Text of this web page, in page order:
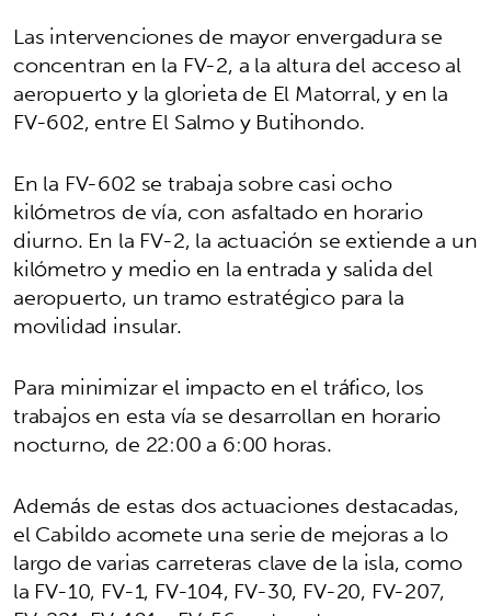
Las intervenciones de mayor envergadura se
concentran en la FV-2, a la altura del acceso al
aeropuerto y la glorieta de El Matorral, y en la
FV-602, entre El Salmo y Butihondo.
En la FV-602 se trabaja sobre casi ocho
kilómetros de vía, con asfaltado en horario
diurno. En la FV-2, la actuación se extiende a un
kilómetro y medio en la entrada y salida del
aeropuerto, un tramo estratégico para la
movilidad insular.
Para minimizar el impacto en el tráfico, los
trabajos en esta vía se desarrollan en horario
nocturno, de 22:00 a 6:00 horas.
Además de estas dos actuaciones destacadas,
el Cabildo acomete una serie de mejoras a lo
largo de varias carreteras clave de la isla, como
la FV-10, FV-1, FV-104, FV-30, FV-20, FV-207,